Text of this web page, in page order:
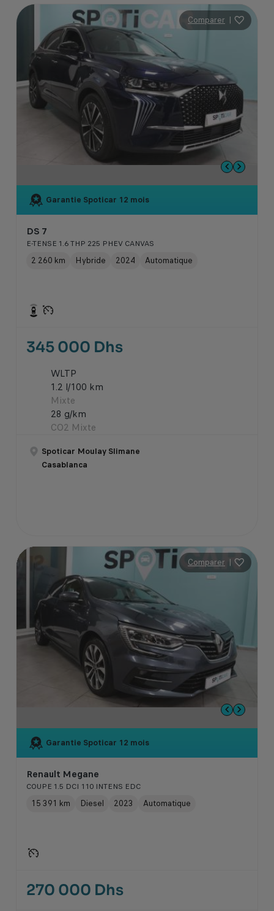
Comparer |
Garantie Spoticar 12 mois
DS 7
E-TENSE 1.6 THP 225 PHEV CANVAS
2 260 km Hybride 2024 Automatique
345 000 Dhs
WLTP
1.2 l/100 km
Mixte
28 g/km
CO2 Mixte
Spoticar Moulay Slimane
Casablanca
Comparer |
Garantie Spoticar 12 mois
Renault Megane
COUPE 1.5 DCI 110 INTENS EDC
15 391 km Diesel 2023 Automatique
270 000 Dhs